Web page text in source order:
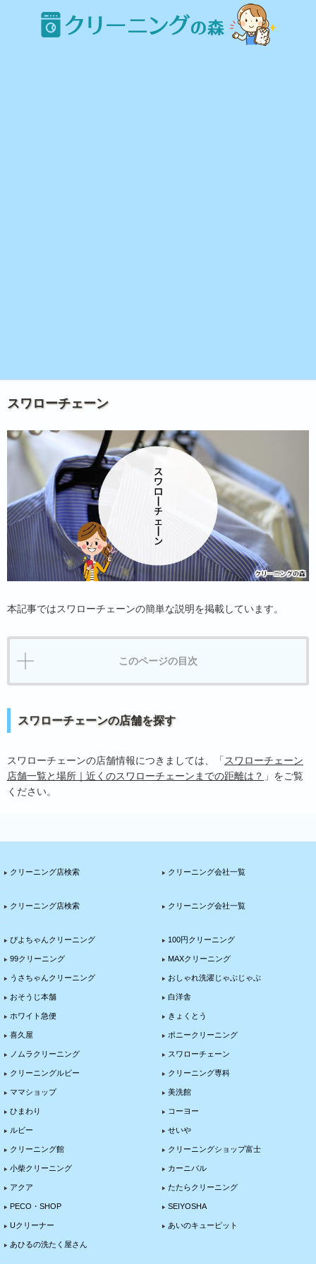
スワローチェーン
本記事ではスワローチェーンの簡単な説明を掲載しています。
このページの目次
スワローチェーンの店舗を探す
スワローチェーンの店舗情報につきましては、「 スワローチェーン
店舗一覧と場所｜近くのスワローチェーンまでの距離は？ 」をご覧
ください。
クリーニング店検索 クリーニング会社一覧
クリーニング店検索 クリーニング会社一覧
ぴよちゃんクリーニング 100円クリーニング
99クリーニング MAXクリーニング
うさちゃんクリーニング おしゃれ洗濯じゃぶじゃぶ
おそうじ本舗 白洋舎
ホワイト急便 きょくとう
喜久屋 ポニークリーニング
ノムラクリーニング スワローチェーン
クリーニングルビー クリーニング専科
ママショップ 美洗館
ひまわり コーヨー
ルビー せいや
クリーニング館 クリーニングショップ富士
小柴クリーニング カーニバル
アクア たたらクリーニング
PECO・SHOP SEIYOSHA
Uクリーナー あいのキューピット
あひるの洗たく屋さん